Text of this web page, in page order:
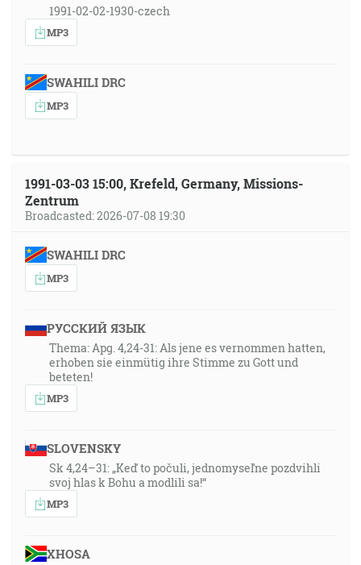
1991-02-02-1930-czech
MP3
SWAHILI DRC
MP3
1991-03-03 15:00, Krefeld, Germany, Missions-
Zentrum
Broadcasted: 2026-07-08 19:30
SWAHILI DRC
MP3
РУССКИЙ ЯЗЫК
Thema: Apg. 4,24-31: Als jene es vernommen hatten,
erhoben sie einmütig ihre Stimme zu Gott und
beteten!
MP3
SLOVENSKY
Sk 4,24–31: „Keď to počuli, jednomyseľne pozdvihli
svoj hlas k Bohu a modlili sa!“
MP3
XHOSA